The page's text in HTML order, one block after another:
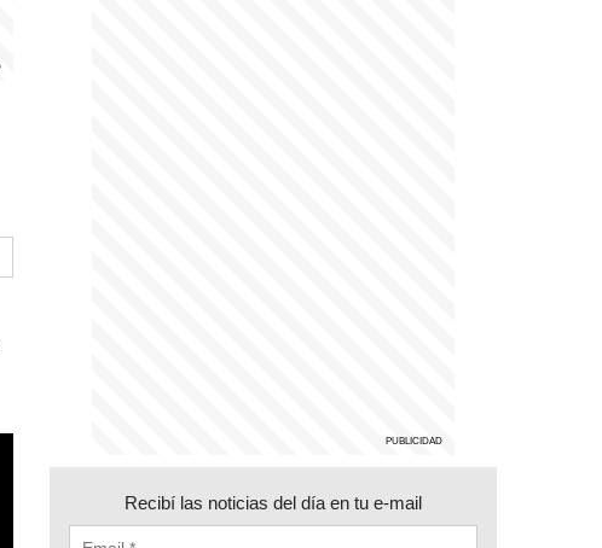
Recibí las noticias del día en tu e-mail